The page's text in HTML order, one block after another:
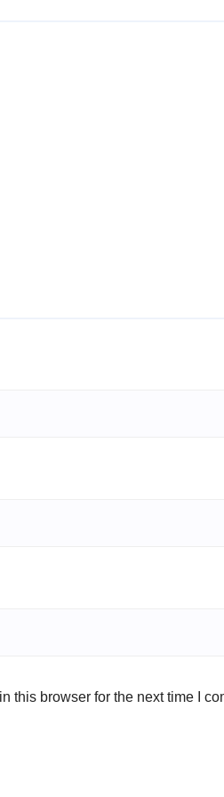
this browser for the next time I